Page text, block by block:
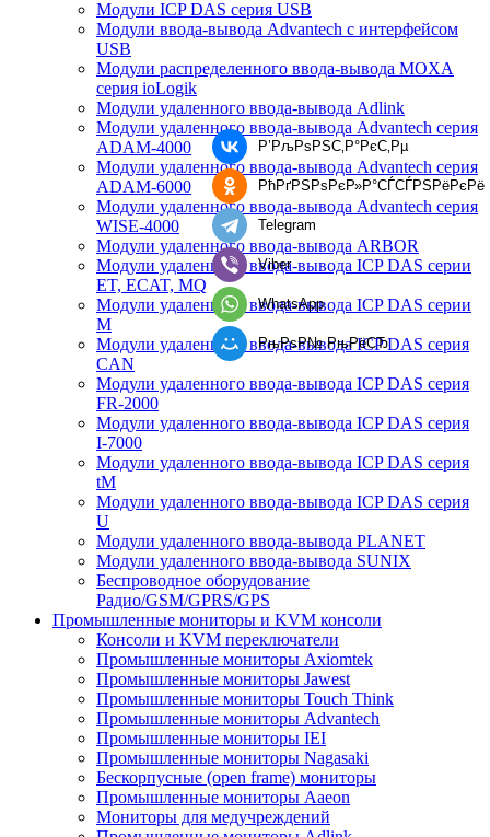
Модули ICP DAS серия USB
Модули ввода-вывода Advantech с интерфейсом
USB
Модули распределенного ввода-вывода MOXA
серия ioLogik
Модули удаленного ввода-вывода Adlink
Модули удаленного ввода-вывода Advantech серия
ADAM-4000
Модули удаленного ввода-вывода Advantech серия
ADAM-6000
Модули удаленного ввода-вывода Advantech серия
WISE-4000
Модули удаленного ввода-вывода ARBOR
Модули удаленного ввода-вывода ICP DAS серии
ET, ECAT, MQ
Модули удаленного ввода-вывода ICP DAS серии
M
Модули удаленного ввода-вывода ICP DAS серия
CAN
Модули удаленного ввода-вывода ICP DAS серия
FR-2000
Модули удаленного ввода-вывода ICP DAS серия
I-7000
Модули удаленного ввода-вывода ICP DAS серия
tM
Модули удаленного ввода-вывода ICP DAS серия
U
Модули удаленного ввода-вывода PLANET
Модули удаленного ввода-вывода SUNIX
Беспроводное оборудование
Радио/GSM/GPRS/GPS
Промышленные мониторы и KVM консоли
Консоли и KVM переключатели
Промышленные мониторы Axiomtek
Промышленные мониторы Jawest
Промышленные мониторы Touch Think
Промышленные мониторы Advantech
Промышленные мониторы IEI
Промышленные мониторы Nagasaki
Бескорпусные (open frame) мониторы
Промышленные мониторы Aaeon
Мониторы для медучреждений
Р’РљРѕРЅС‚Р°РєС‚Рµ
РћРґРЅРѕРєР»Р°СЃСЃРЅРёРєРё
Telegram
Viber
WhatsApp
РњРѕР№ РњРёСЂ